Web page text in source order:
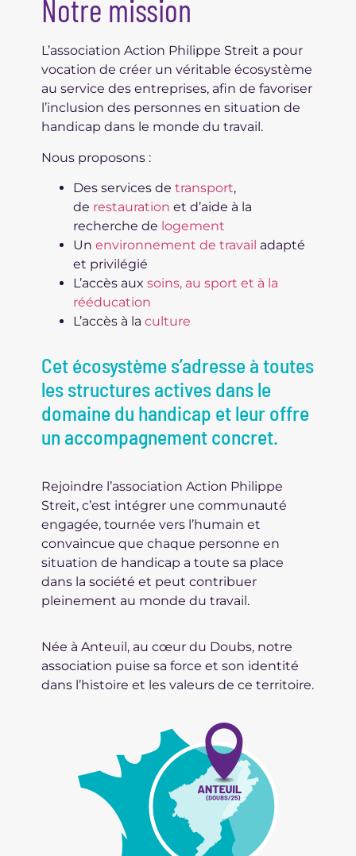
Notre mission
L’association Action Philippe Streit a pour
vocation de créer un véritable écosystème
au service des entreprises, afin de favoriser
l’inclusion des personnes en situation de
handicap dans le monde du travail.
Nous proposons :
Des services detransport,
de restauration et d’aide à la
recherche de logement
Unenvironnement de travail adapté
et privilégié
L’accès auxsoins, au sport et à la
rééducation
L’accès à laculture
Cet écosystème s’adresse à toutes
les structures actives dans le
domaine du handicap et leur offre
un accompagnement concret.
Rejoindre l’association Action Philippe
Streit, c’est intégrer une communauté
engagée, tournée vers l’humain et
convaincue que chaque personne en
situation de handicap a toute sa place
dans la société et peut contribuer
pleinement au monde du travail.
Née à Anteuil, au cœur du Doubs, notre
association puise sa force et son identité
dans l’histoire et les valeurs de ce territoire.